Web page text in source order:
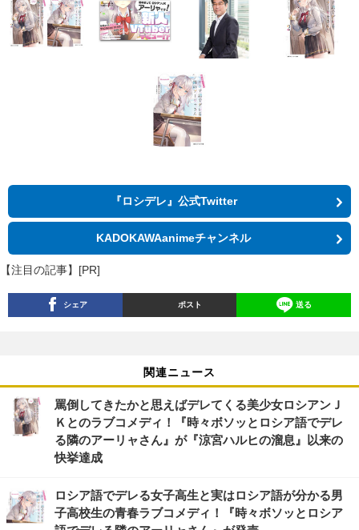
『ロシデレ』公式Twitter
KADOKAWAanimeチャンネル
【注目の記事】[PR]
シェア ポスト 送る
関連ニュース
罵倒してきたかと思えばデレてくる美少女ロシアンＪ
Ｋとのラブコメディ！『時々ボソッとロシア語でデレ
る隣のアーリャさん』が『涼宮ハルヒの溜息』以来の
快挙達成
ロシア語でデレる女子高生と実はロシア語が分かる男
子高校生の青春ラブコメディ！『時々ボソッとロシア